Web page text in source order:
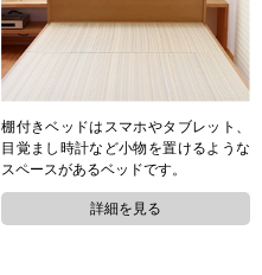
棚付きベッドはスマホやタブレット、
目覚まし時計など小物を置けるような
スペースがあるベッドです。